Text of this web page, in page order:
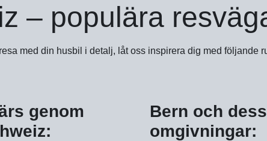
– populära
med din husbil i detalj, låt oss inspirera dig med följande
genom
Bern och dess
omgivningar: